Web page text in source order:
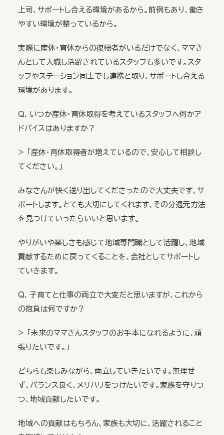
上司、サポートし合える環境があるから。前例もあり、働き
やすい環境が整っているから。
実際に産休・育休からの復帰者がいるだけでなく、ママさ
んとして入職し活躍されているスタッフも多いです。スタ
ッフやステーション同士でも連携と取り、サポートし合える
環境があります。
Q. いつか産休・育休取得を考えているスタッフへ何かア
ドバイスはありますか？
> 「産休・育休取得者が増えているので、安心して相談し
てください。」
みなさんが快く送り出してくださったので大丈夫です、サ
ポートします。とても大切にしてくれます、その分還元方法
を見つけていったらいいと思います。
やりがいや楽しさも感じて地域専門職として活躍し、地域
貢献するために戻ってくることを、会社としてサポートし
ていきます。
Q. 子育てと仕事の両立で大変だと思いますが、これから
の抱負は何ですか？
> 「未来のママさんスタッフのお手本になれるように、頑
張りたいです。」
どちらも楽しみながら、両立していきたいです。無理せ
ず、バランス良く、メリハリをつけたいです。家族を守りつ
つ、地域貢献したいです。
地域への貢献はもちろん、家族も大切に、活躍されること